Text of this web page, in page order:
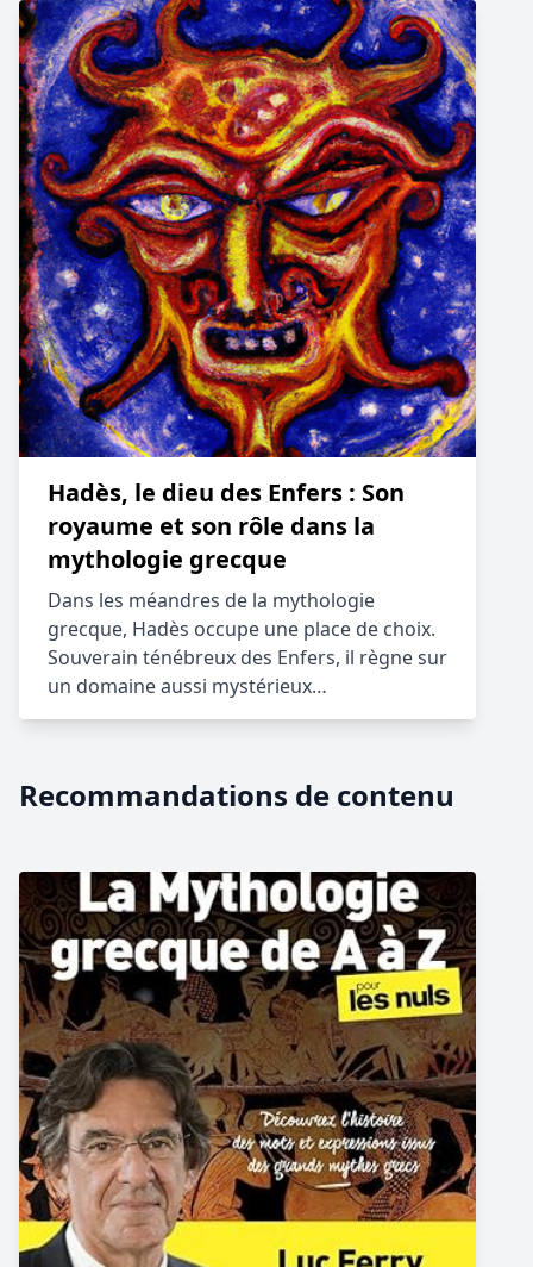
Hadès, le dieu des Enfers : Son
royaume et son rôle dans la
mythologie grecque
Dans les méandres de la mythologie
grecque, Hadès occupe une place de choix.
Souverain ténébreux des Enfers, il règne sur
un domaine aussi mystérieux…
Recommandations de contenu